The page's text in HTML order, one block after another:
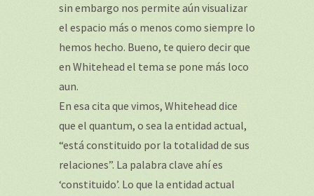
sin embargo nos permite aún visualizar
el espacio más o menos como siempre lo
hemos hecho. Bueno, te quiero decir que
en Whitehead el tema se pone más loco
aun.
En esa cita que vimos, Whitehead dice
que el quantum, o sea la entidad actual,
“está constituido por la totalidad de sus
relaciones”. La palabra clave ahí es
‘constituido’. Lo que la entidad actual